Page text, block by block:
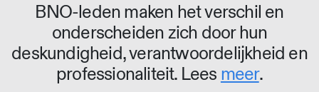
BNO-leden maken het verschil en
onderscheiden zich door hun
deskundigheid, verantwoordelijkheid en
professionaliteit. Lees meer.